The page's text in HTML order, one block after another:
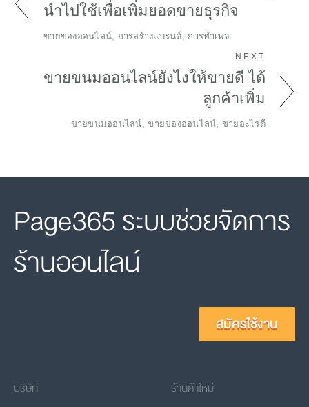
นำไปใช้เพื่อเพิ่มยอดขายธุรกิจ
ขายของออนไลน์, การสร้างแบรนด์, การทำเพจ
NEXT
ขายขนมออนไลน์ยังไงให้ขายดี ได้
ลูกค้าเพิ่ม
ขายขนมออนไลน์, ขายของออนไลน์, ขายอะไรดี
Page365 ระบบช่วยจัดการ
ร้านออนไลน์
สมัครใช้งาน
บริษัท ร้านค้าใหม่